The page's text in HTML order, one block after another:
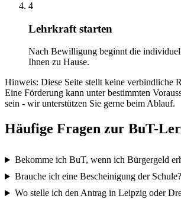
4
Lehrkraft starten
Nach Bewilligung beginnt die
Ihnen zu Hause.
Hinweis: Diese Seite stellt keine verbindliche
Eine Förderung kann unter bestimmten
sein - wir unterstützen Sie gerne beim Ablauf.
Häufige Fragen zur BuT-
Bekomme ich BuT, wenn ich Bürgergeld
Brauche ich eine Bescheinigung der Schule?
Wo stelle ich den Antrag in Leipzig oder